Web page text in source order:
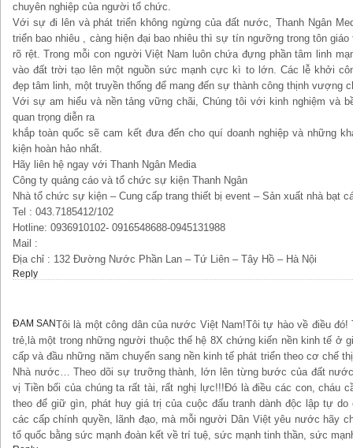
chuyên nghiệp của người tổ chức.
Với sự đi lên và phát triển không ngừng của đất nước, Thanh Ngân
triển bao nhiêu , càng hiện đại bao nhiêu thì sự tín ngưỡng trong tôn
rõ rệt. Trong mỗi con người Việt Nam luôn chứa đựng phần tâm linh
vào đất trời tạo lên một nguồn sức mạnh cực kì to lớn. Các lễ khởi
đẹp tâm linh, một truyền thống để mang đến sự thành công thịnh vượng
Với sự am hiểu và nền tảng vững chãi, Chúng tôi với kinh nghiệm và
quan trọng diễn ra
khắp toàn quốc sẽ cam kết đưa đến cho quí doanh nghiệp và những
kiện hoàn hảo nhất.
Hãy liên hệ ngay với Thanh Ngân Media
Công ty quảng cáo và tổ chức sự kiện Thanh Ngân
Nhà tổ chức sự kiện – Cung cấp trang thiết bị event – Sản xuất nhà bạt
Tel : 043.7185412/102
Hotline: 0936910102- 0916548688-0945131988
Mail :
Địa chỉ : 132 Đường Nước Phần Lan – Tứ Liên – Tây Hồ – Hà Nội
Reply
ĐAM SANTôi là một công dân của nước Việt Nam!Tôi tự hào về điều đó!
trẻ,là một trong những người thuộc thế hệ 8X chứng kiến nền kinh tế ở
cấp và đầu những năm chuyển sang nền kinh tế phát triển theo cơ chế
Nhà nước… Theo dõi sự trưỡng thành, lớn lên từng bước của đất
vị Tiền bối của chúng ta rất tài, rất nghị lực!!!Đó là điều các con, cháu
theo để giữ gìn, phát huy giá trị của cuộc đấu tranh dành độc lập tự do
các cấp chính quyền, lãnh đạo, mà mỗi người Dân Việt yêu nước hãy
tổ quốc bằng sức mạnh đoàn kết về trí tuệ, sức mạnh tinh thần, sức